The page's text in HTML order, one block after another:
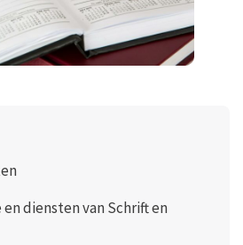
diensten van Schrift en